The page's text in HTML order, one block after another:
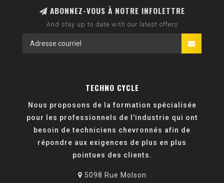
ABONNEZ-VOUS À NOTRE INFOLETTRE
And stay up to date with our latest offers
TECHNO CYCLE
Nous proposons de la formation spécialisée
pour les professionnels de l'industrie qui ont
besoin de techniciens chevronnés afin de
répondre aux exigences de plus en plus
pointues des clients.
5098 Rue Molson